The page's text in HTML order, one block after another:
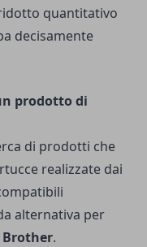
quantitativo
decisamente
prodotto di
di prodotti che
realizzate dai
alternativa per
Brother.